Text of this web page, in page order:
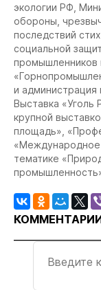
экологии РФ,
обороны,
последствий
социальной
промышленников
и администрация
Выставка «Уголь
крупной
площадь»,
«Международное
тематике